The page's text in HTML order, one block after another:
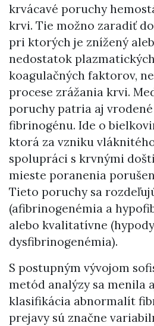
krvácavé poruchy
krvi. Tie možno zaradiť
pri ktorých je znížený
nedostatok
koagulačných faktorov,
procese zrážania krvi.
poruchy patria aj
fibrinogénu. Ide o
ktorá za vzniku
spolupráci s krvnými
mieste poranenia
Tieto poruchy sa
(afibrinogenémia a
alebo kvalitatívne
dysfibrinogenémia).
S postupným vývojom
metód analýzy sa menila
klasifikácia abnormalít
prejavy sú značne